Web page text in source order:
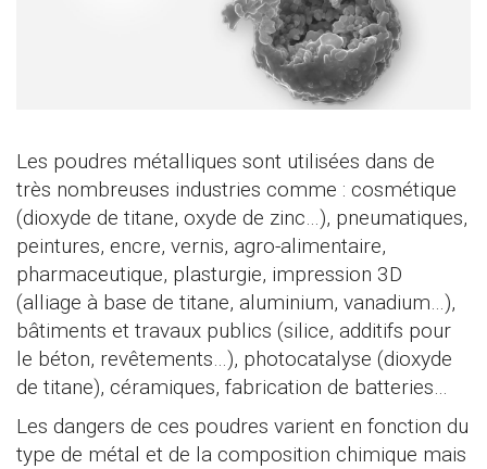
Les poudres métalliques sont utilisées dans de
très nombreuses industries comme : cosmétique
(dioxyde de titane, oxyde de zinc…), pneumatiques,
peintures, encre, vernis, agro-alimentaire,
pharmaceutique, plasturgie, impression 3D
(alliage à base de titane, aluminium, vanadium…),
bâtiments et travaux publics (silice, additifs pour
le béton, revêtements…), photocatalyse (dioxyde
de titane), céramiques, fabrication de batteries…
Les dangers de ces poudres varient en fonction du
type de métal et de la composition chimique mais